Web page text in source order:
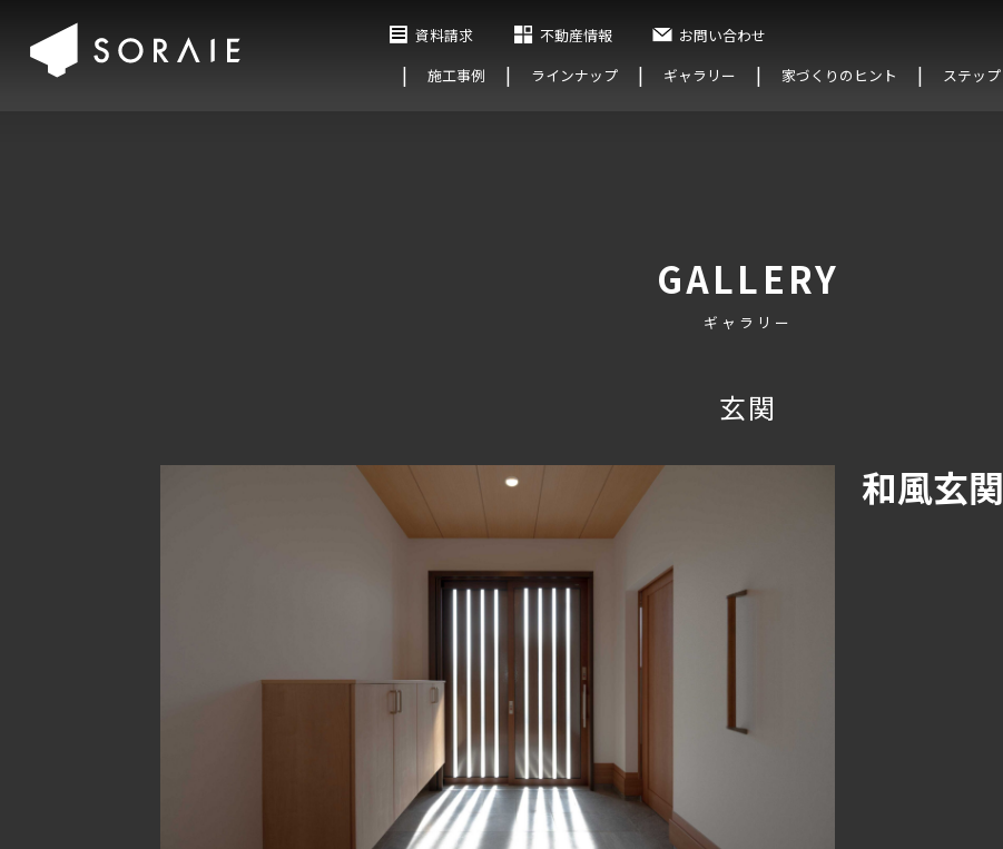
資料請求 不動産情報
お問い合わせ
施工事例
ラインナップ ギャラリー 家づくりのヒント ステップ
GALLERY
ギャラリー
玄関
和風玄関